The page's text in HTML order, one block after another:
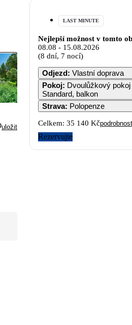
uložit
LAST MINUTE
Nejlepší možnost v tomto
08.08 - 15.08.2026
(8 dní, 7 nocí)
Odjezd: Vlastní doprava
Pokoj: Dvoulůžkový pokoj
Standard, balkon
Strava: Polopenze
Celkem: 35 140 Kč
Rezervujte